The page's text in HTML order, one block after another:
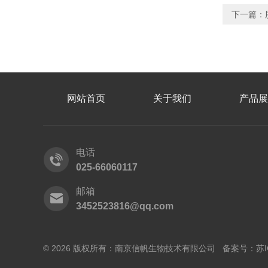
下一篇：
网站首页 关于我们 产品
电话
025-66060117
邮箱
3452523816@qq.com
© 2026 版权所有：南京信帆生物技术有限公司 备案号： 苏